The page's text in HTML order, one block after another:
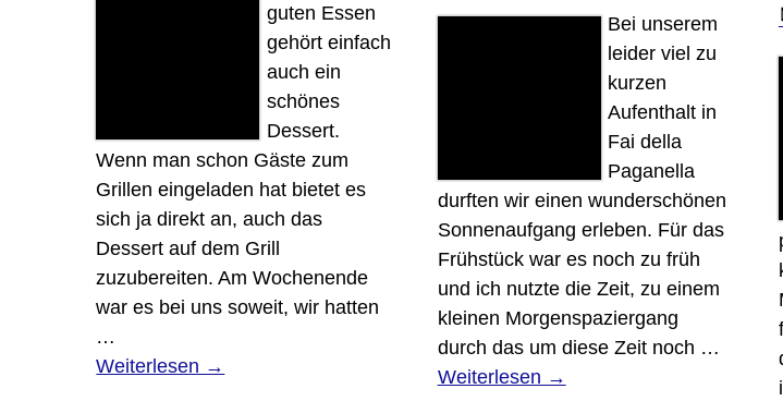
guten Essen
gehört einfach
auch ein
schönes
Dessert.
Wenn man schon Gäste zum
Grillen eingeladen hat bietet es
sich ja direkt an, auch das
Dessert auf dem Grill
zuzubereiten. Am Wochenende
war es bei uns soweit, wir hatten
…
Weiterlesen →
Bei unserem
leider viel zu
kurzen
Aufenthalt in
Fai della
Paganella
durften wir einen wunderschönen
Sonnenaufgang erleben. Für das
Frühstück war es noch zu früh
und ich nutzte die Zeit, zu einem
kleinen Morgenspaziergang
durch das um diese Zeit noch …
Weiterlesen →